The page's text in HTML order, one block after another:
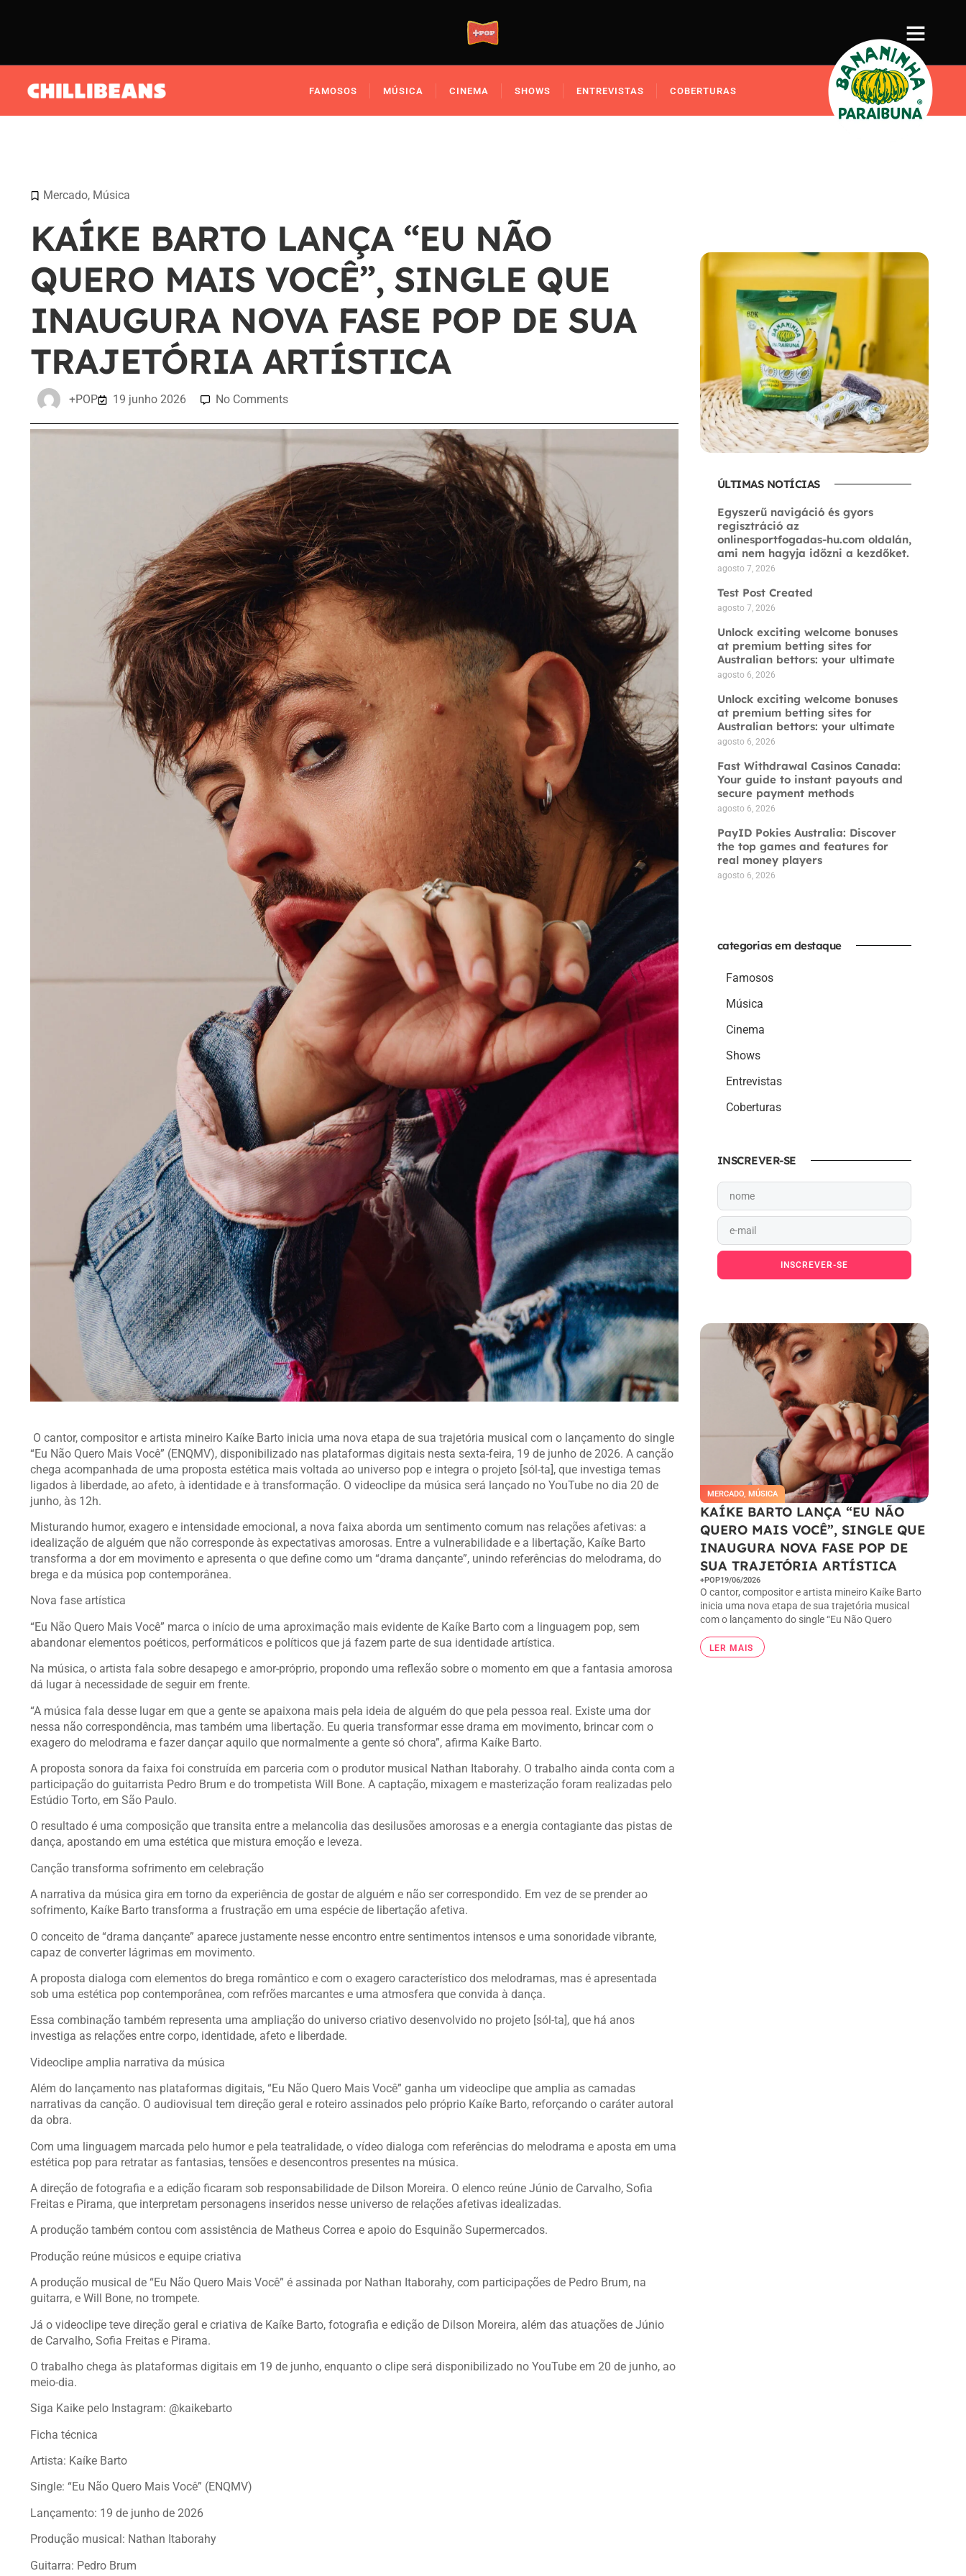
FAMOSOS MÚSICA CINEMA SHOWS ENTREVISTAS COBERTURAS
Mercado, Música
KAÍKE BARTO LANÇA “EU NÃO
QUERO MAIS VOCÊ”, SINGLE QUE
INAUGURA NOVA FASE POP DE SUA
TRAJETÓRIA ARTÍSTICA
+POP 19 junho 2026 No Comments
O cantor, compositor e artista mineiro Kaíke Barto inicia uma nova etapa de sua trajetória musical com o lançamento do single
“Eu Não Quero Mais Você” (ENQMV), disponibilizado nas plataformas digitais nesta sexta-feira, 19 de junho de 2026. A canção
chega acompanhada de uma proposta estética mais voltada ao universo pop e integra o projeto [sól-ta], que investiga temas
ligados à liberdade, ao afeto, à identidade e à transformação. O videoclipe da música será lançado no YouTube no dia 20 de
junho, às 12h.
Misturando humor, exagero e intensidade emocional, a nova faixa aborda um sentimento comum nas relações afetivas: a
idealização de alguém que não corresponde às expectativas amorosas. Entre a vulnerabilidade e a libertação, Kaíke Barto
transforma a dor em movimento e apresenta o que define como um “drama dançante”, unindo referências do melodrama, do
brega e da música pop contemporânea.
Nova fase artística
“Eu Não Quero Mais Você” marca o início de uma aproximação mais evidente de Kaíke Barto com a linguagem pop, sem
abandonar elementos poéticos, performáticos e políticos que já fazem parte de sua identidade artística.
Na música, o artista fala sobre desapego e amor-próprio, propondo uma reflexão sobre o momento em que a fantasia amorosa
dá lugar à necessidade de seguir em frente.
“A música fala desse lugar em que a gente se apaixona mais pela ideia de alguém do que pela pessoa real. Existe uma dor
nessa não correspondência, mas também uma libertação. Eu queria transformar esse drama em movimento, brincar com o
exagero do melodrama e fazer dançar aquilo que normalmente a gente só chora”, afirma Kaíke Barto.
A proposta sonora da faixa foi construída em parceria com o produtor musical Nathan Itaborahy. O trabalho ainda conta com a
participação do guitarrista Pedro Brum e do trompetista Will Bone. A captação, mixagem e masterização foram realizadas pelo
Estúdio Torto, em São Paulo.
O resultado é uma composição que transita entre a melancolia das desilusões amorosas e a energia contagiante das pistas de
dança, apostando em uma estética que mistura emoção e leveza.
Canção transforma sofrimento em celebração
A narrativa da música gira em torno da experiência de gostar de alguém e não ser correspondido. Em vez de se prender ao
sofrimento, Kaíke Barto transforma a frustração em uma espécie de libertação afetiva.
O conceito de “drama dançante” aparece justamente nesse encontro entre sentimentos intensos e uma sonoridade vibrante,
capaz de converter lágrimas em movimento.
A proposta dialoga com elementos do brega romântico e com o exagero característico dos melodramas, mas é apresentada
sob uma estética pop contemporânea, com refrões marcantes e uma atmosfera que convida à dança.
Essa combinação também representa uma ampliação do universo criativo desenvolvido no projeto [sól-ta], que há anos
investiga as relações entre corpo, identidade, afeto e liberdade.
Videoclipe amplia narrativa da música
Além do lançamento nas plataformas digitais, “Eu Não Quero Mais Você” ganha um videoclipe que amplia as camadas
narrativas da canção. O audiovisual tem direção geral e roteiro assinados pelo próprio Kaíke Barto, reforçando o caráter autoral
da obra.
Com uma linguagem marcada pelo humor e pela teatralidade, o vídeo dialoga com referências do melodrama e aposta em uma
estética pop para retratar as fantasias, tensões e desencontros presentes na música.
A direção de fotografia e a edição ficaram sob responsabilidade de Dilson Moreira. O elenco reúne Júnio de Carvalho, Sofia
Freitas e Pirama, que interpretam personagens inseridos nesse universo de relações afetivas idealizadas.
A produção também contou com assistência de Matheus Correa e apoio do Esquinão Supermercados.
Produção reúne músicos e equipe criativa
A produção musical de “Eu Não Quero Mais Você” é assinada por Nathan Itaborahy, com participações de Pedro Brum, na
guitarra, e Will Bone, no trompete.
Já o videoclipe teve direção geral e criativa de Kaíke Barto, fotografia e edição de Dilson Moreira, além das atuações de Júnio
de Carvalho, Sofia Freitas e Pirama.
O trabalho chega às plataformas digitais em 19 de junho, enquanto o clipe será disponibilizado no YouTube em 20 de junho, ao
meio-dia.
Siga Kaike pelo Instagram: @kaikebarto
Ficha técnica
Artista: Kaíke Barto
Single: “Eu Não Quero Mais Você” (ENQMV)
Lançamento: 19 de junho de 2026
Produção musical: Nathan Itaborahy
Guitarra: Pedro Brum
ÚLTIMAS NOTÍCIAS
Egyszerű navigáció és gyors
regisztráció az
onlinesportfogadas-hu.com oldalán,
ami nem hagyja időzni a kezdőket.
agosto 7, 2026
Test Post Created
agosto 7, 2026
Unlock exciting welcome bonuses
at premium betting sites for
Australian bettors: your ultimate
agosto 6, 2026
Unlock exciting welcome bonuses
at premium betting sites for
Australian bettors: your ultimate
agosto 6, 2026
Fast Withdrawal Casinos Canada:
Your guide to instant payouts and
secure payment methods
agosto 6, 2026
PayID Pokies Australia: Discover
the top games and features for
real money players
agosto 6, 2026
categorias em destaque
Famosos
Música
Cinema
Shows
Entrevistas
Coberturas
INSCREVER-SE
INSCREVER-SE
MERCADO, MÚSICA
KAÍKE BARTO LANÇA “EU NÃO
QUERO MAIS VOCÊ”, SINGLE QUE
INAUGURA NOVA FASE POP DE
SUA TRAJETÓRIA ARTÍSTICA
+POP19/06/2026
O cantor, compositor e artista mineiro Kaíke Barto
inicia uma nova etapa de sua trajetória musical
com o lançamento do single “Eu Não Quero
LER MAIS